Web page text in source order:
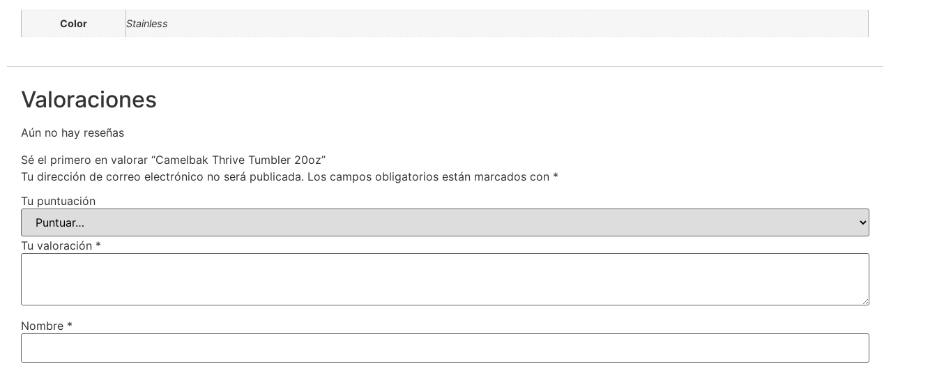
Color Stainless
Valoraciones
Aún no hay reseñas
Sé el primero en valorar “Camelbak Thrive Tumbler 20oz”
Tu dirección de correo electrónico no será publicada. Los campos obligatorios están marcados con *
Tu puntuación
Tu valoración *
Nombre *